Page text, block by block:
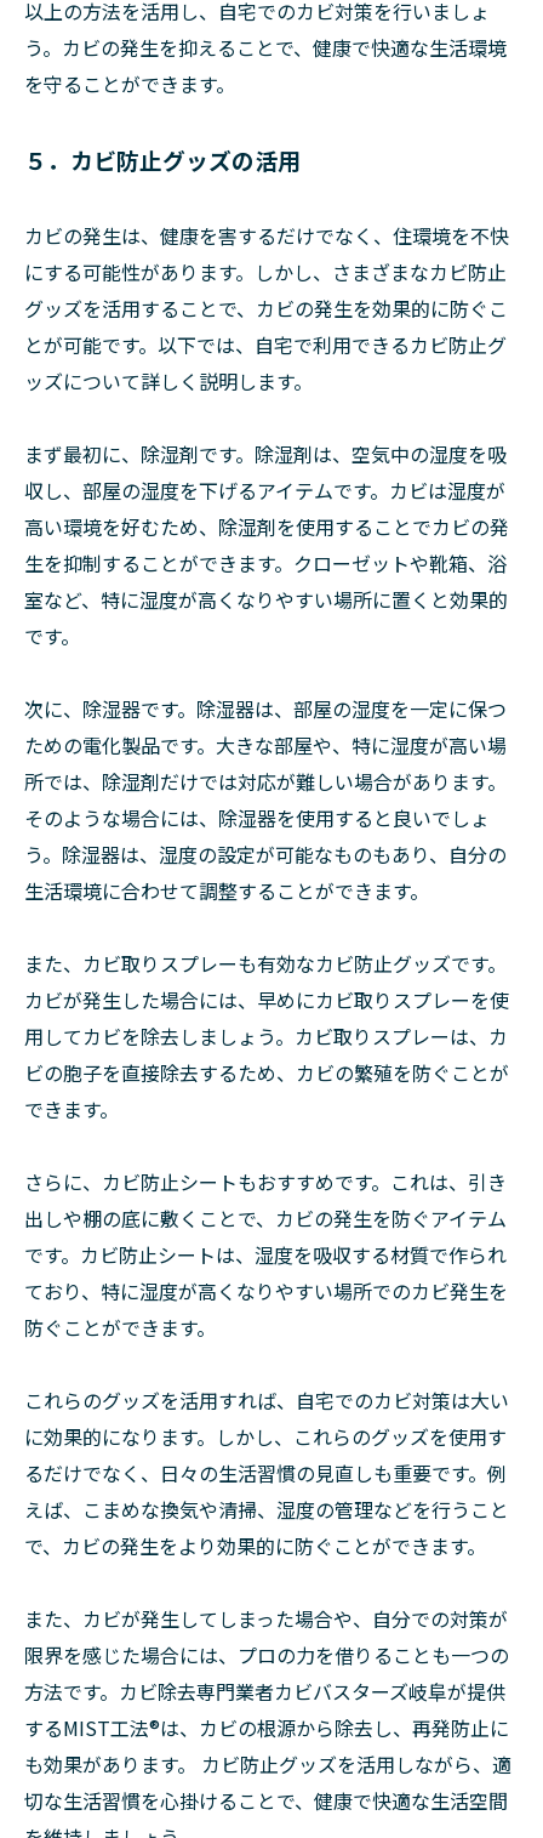
以上の方法を活用し、自宅でのカビ対策を行いましょ
う。カビの発生を抑えることで、健康で快適な生活環境
を守ることができます。
５．カビ防止グッズの活用
カビの発生は、健康を害するだけでなく、住環境を不快
にする可能性があります。しかし、さまざまなカビ防止
グッズを活用することで、カビの発生を効果的に防ぐこ
とが可能です。以下では、自宅で利用できるカビ防止グ
ッズについて詳しく説明します。
まず最初に、除湿剤です。除湿剤は、空気中の湿度を吸
収し、部屋の湿度を下げるアイテムです。カビは湿度が
高い環境を好むため、除湿剤を使用することでカビの発
生を抑制することができます。クローゼットや靴箱、浴
室など、特に湿度が高くなりやすい場所に置くと効果的
です。
次に、除湿器です。除湿器は、部屋の湿度を一定に保つ
ための電化製品です。大きな部屋や、特に湿度が高い場
所では、除湿剤だけでは対応が難しい場合があります。
そのような場合には、除湿器を使用すると良いでしょ
う。除湿器は、湿度の設定が可能なものもあり、自分の
生活環境に合わせて調整することができます。
また、カビ取りスプレーも有効なカビ防止グッズです。
カビが発生した場合には、早めにカビ取りスプレーを使
用してカビを除去しましょう。カビ取りスプレーは、カ
ビの胞子を直接除去するため、カビの繁殖を防ぐことが
できます。
さらに、カビ防止シートもおすすめです。これは、引き
出しや棚の底に敷くことで、カビの発生を防ぐアイテム
です。カビ防止シートは、湿度を吸収する材質で作られ
ており、特に湿度が高くなりやすい場所でのカビ発生を
防ぐことができます。
これらのグッズを活用すれば、自宅でのカビ対策は大い
に効果的になります。しかし、これらのグッズを使用す
るだけでなく、日々の生活習慣の見直しも重要です。例
えば、こまめな換気や清掃、湿度の管理などを行うこと
で、カビの発生をより効果的に防ぐことができます。
また、カビが発生してしまった場合や、自分での対策が
限界を感じた場合には、プロの力を借りることも一つの
方法です。カビ除去専門業者カビバスターズ岐阜が提供
するMIST工法®は、カビの根源から除去し、再発防止に
も効果があります。 カビ防止グッズを活用しながら、適
切な生活習慣を心掛けることで、健康で快適な生活空間